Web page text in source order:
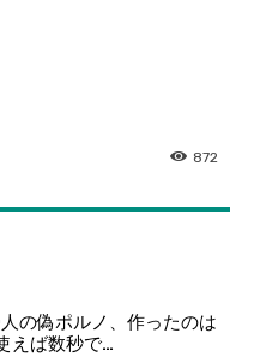
872
の偽ポルノ、作ったのは
えば数秒で…